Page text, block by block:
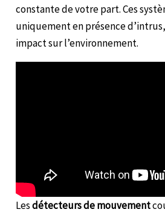
constante de votre part. Ces
uniquement en présence
impact sur l’environnement.
Lesdétecteurs de mouvement